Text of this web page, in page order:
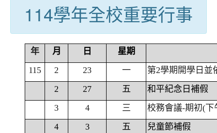
114學年全校重要行事
年 月 日
星期
115
2 23 一
第2學期開學日並
2
27 五
和平紀念日補假
3
4 三
校務會議-期初(下
4
3 五
兒童節補假